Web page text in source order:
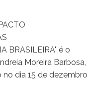
BRASILEIRA" é o
Moreira Barbosa,
dia 15 de dezembro